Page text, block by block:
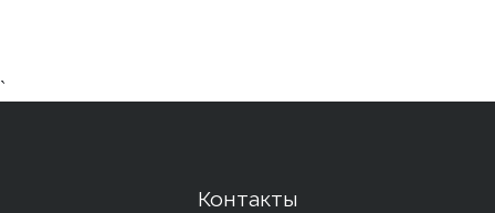
`
Контакты